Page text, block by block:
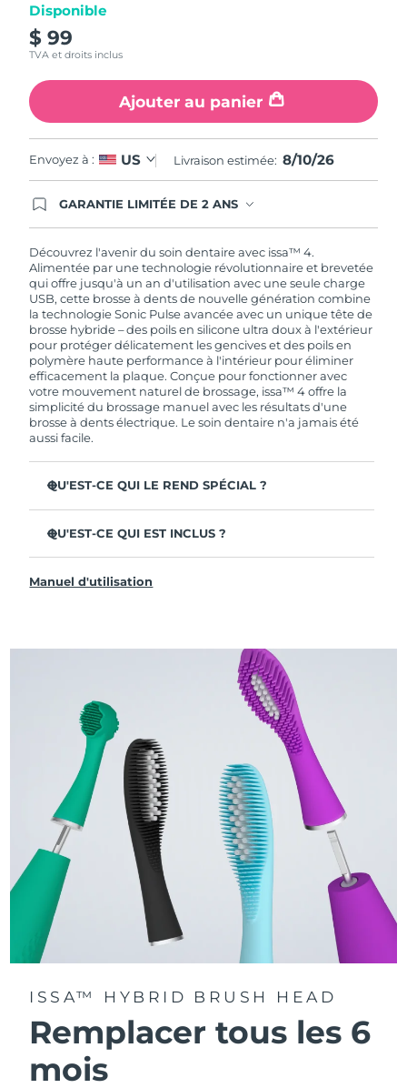
Disponible
$ 99
TVA et droits inclus
Ajouter au panier
Envoyez à : US Livraison estimée: 8/10/26
GARANTIE LIMITÉE DE 2 ANS
FOREO. Cela signifie que si vous rencontrez des
problèmes avec votre appareil pendant les 2 ans
de garantie limitée, FOREO vous remplace ce
dernier gratuitement.
Découvrez l'avenir du soin dentaire avec issa™ 4.
Alimentée par une technologie révolutionnaire et brevetée
qui offre jusqu'à un an d'utilisation avec une seule charge
USB, cette brosse à dents de nouvelle génération combine
la technologie Sonic Pulse avancée avec un unique tête de
brosse hybride – des poils en silicone ultra doux à l'extérieur
pour protéger délicatement les gencives et des poils en
polymère haute performance à l'intérieur pour éliminer
efficacement la plaque. Conçue pour fonctionner avec
votre mouvement naturel de brossage, issa™ 4 offre la
simplicité du brossage manuel avec les résultats d'une
brosse à dents électrique. Le soin dentaire n'a jamais été
aussi facile.
QU'EST-CE QUI LE REND SPÉCIAL ?
dentaire globale de +140 % en seulement 1 mois.
Cliniquement prouvée pour éliminer 30 % de plaque en
3 modes de brossage : Deep Clean, Whitening &
La technologie Sonic Pulse délivre 11 000 pulsations par
minute.
Accédez à des modes de brossage personnalisés via
l'application FOREO For You.
QU'EST-CE QUI EST INCLUS ?
Câble de charge USB
Manuel d'utilisation
ISSA™ HYBRID BRUSH HEAD
Remplacer tous les 6
mois